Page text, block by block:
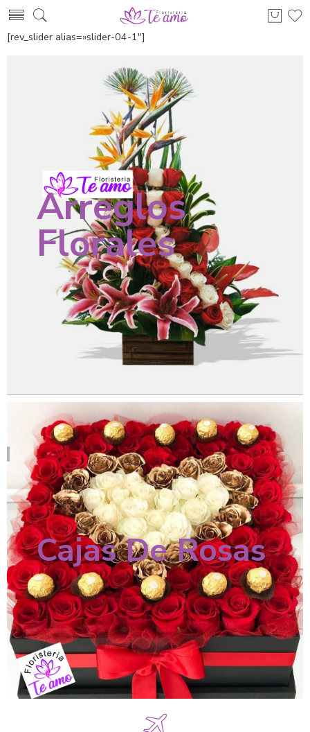
[rev_slider alias=»slider-04-1″]
Arreglos
Florales
Cajas De Rosas